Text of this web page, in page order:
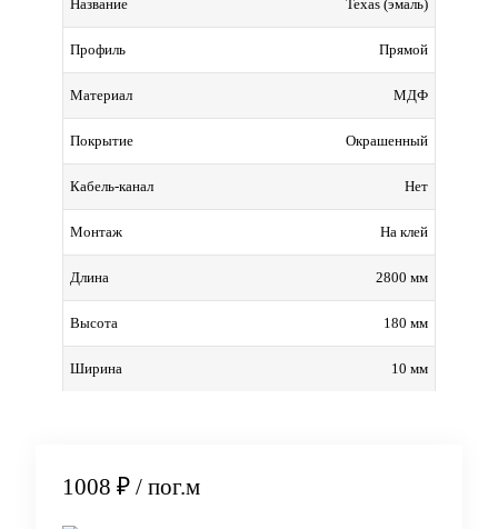
Название Texas (эмаль)
Профиль Прямой
Материал МДФ
Покрытие Окрашенный
Кабель-канал Нет
Монтаж На клей
Длина 2800 мм
Высота 180 мм
Ширина 10 мм
1008 ₽ / пог.м